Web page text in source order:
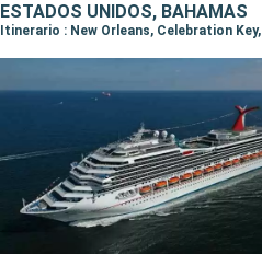
ESTADOS UNIDOS, BAHAMAS
Itinerario : New Orleans, Celebration